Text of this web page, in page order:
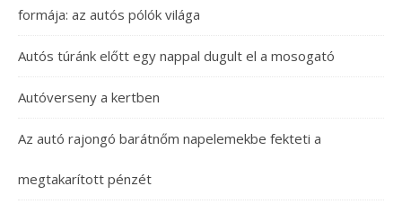
formája: az autós pólók világa
Autós túránk előtt egy nappal dugult el a mosogató
Autóverseny a kertben
Az autó rajongó barátnőm napelemekbe fekteti a
megtakarított pénzét